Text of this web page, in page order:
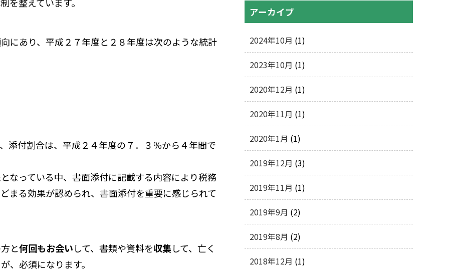
にあり、平成２７年度と２８年度は次のような統計
付割合は、平成２４年度の７．３％から４年間で
っている中、書面添付に記載する内容により税務
まる効果が認められ、書面添付を重要に感じられて
と何回もお会いして、書類や資料を収集して、亡く
、必須になります。
アーカイブ
2024年10月 (1)
2023年10月 (1)
2020年12月 (1)
2020年11月 (1)
2020年1月 (1)
2019年12月 (3)
2019年11月 (1)
2019年9月 (2)
2019年8月 (2)
2018年12月 (1)